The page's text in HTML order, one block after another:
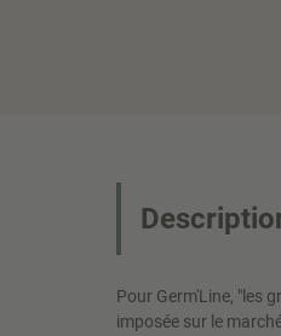
Pour Germ'Line, "les
imposée sur le